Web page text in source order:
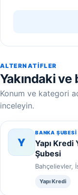
ALTERNATIFLER
Yakındaki ve
Konum ve kategori
inceleyin.
Y
BANKA ŞUBESI
Yapı
Şubesi
Bahçelievler,
Yapı Kredi